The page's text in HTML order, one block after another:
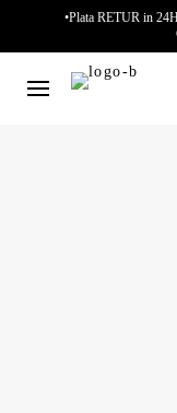
•Plata RETUR in